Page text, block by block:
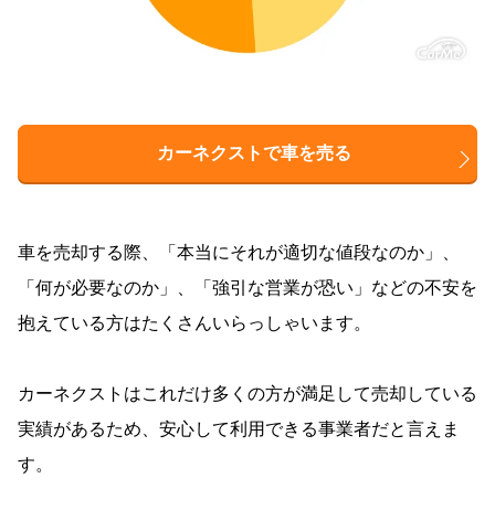
カーネクストで車を売る
車を売却する際、「本当にそれが適切な値段なのか」、
「何が必要なのか」、「強引な営業が恐い」などの不安を
抱えている方はたくさんいらっしゃいます。
カーネクストはこれだけ多くの方が満足して売却している
実績があるため、安心して利用できる事業者だと言えま
す。